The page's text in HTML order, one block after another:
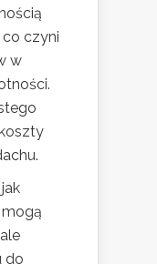
czyni
w
do